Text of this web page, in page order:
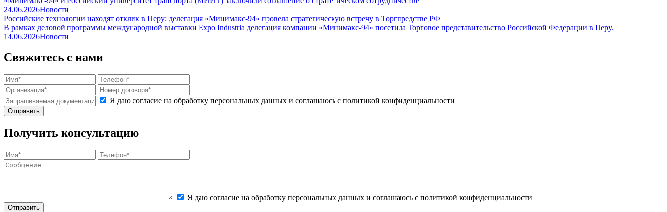
24.06.2026Новости
Российские технологии находят отклик в Перу: делегация «Минимакс-94» провела стратегическую встречу в Торгпредстве РФ
В рамках деловой программы международной выставки Expo Industria делегация компании «Минимакс-94» посетила Торговое представительство Российской Федерации в Перу.
14.06.2026Новости
Свяжитесь с нами
Я даю согласие на обработку персональных данных и соглашаюсь с политикой конфиденциальности
Получить консультацию
Я даю согласие на обработку персональных данных и соглашаюсь с политикой конфиденциальности